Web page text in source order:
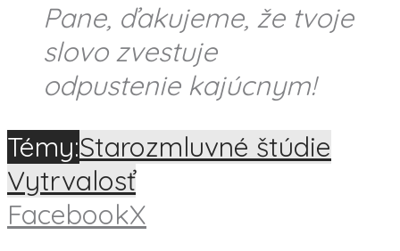
Pane, ďakujeme, že tvoje
slovo zvestuje
odpustenie kajúcnym!
Témy:Starozmluvné štúdie
Vytrvalosť
FacebookX